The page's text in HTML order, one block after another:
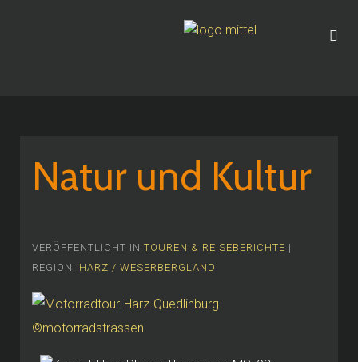
Natur und Kultur
VERÖFFENTLICHT IN TOUREN & REISEBERICHTE |
REGION: HARZ / WESERBERGLAND